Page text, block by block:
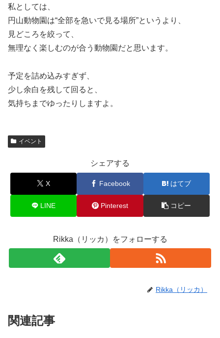
私としては、
円山動物園は“全部を急いで見る場所”というより、
見どころを絞って、
無理なく楽しむのが合う動物園だと思います。
予定を詰め込みすぎず、
少し余白を残して回ると、
気持ちまでゆったりしますよ。
イベント
シェアする
X Facebook はてブ
LINE Pinterest コピー
Rikka（リッカ）をフォローする
Rikka（リッカ）
関連記事